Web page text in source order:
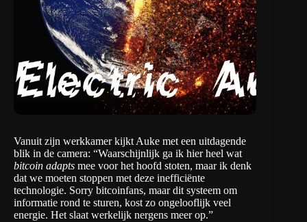
Vanuit zijn werkkamer kijkt Auke met een uitdagende
blik in de camera: “Waarschijnlijk ga ik hier heel wat
bitcoin adapts mee voor het hoofd stoten, maar ik denk
dat we moeten stoppen met deze inefficiënte
technologie. Sorry bitcoinfans, maar dit systeem om
informatie rond te sturen, kost zo ongelooflijk veel
energie. Het slaat werkelijk nergens meer op.”